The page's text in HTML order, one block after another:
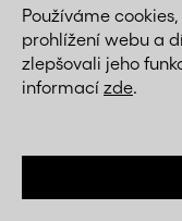
Používáme
prohlížení webu a
zlepšovali jeho
informací zde.
věříme